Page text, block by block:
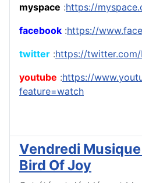
myspace :https://
facebook :https://
twitter :https://twitter.com/
youtube :https://
feature=watch
Vendredi
Bird Of Joy